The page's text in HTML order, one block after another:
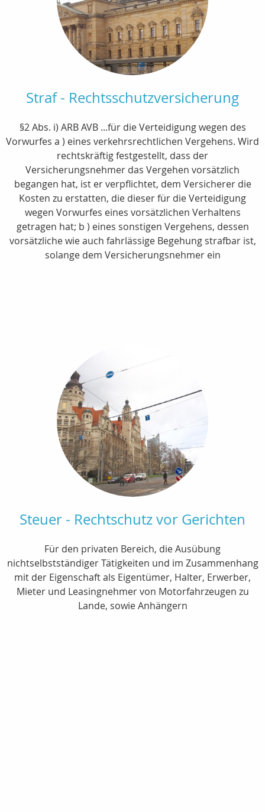
Straf - Rechtsschutzversicherung
§2 Abs. i) ARB AVB ...für die Verteidigung wegen des
Vorwurfes a ) eines verkehrsrechtlichen Vergehens. Wird
rechtskräftig festgestellt, dass der
Versicherungsnehmer das Vergehen vorsätzlich
begangen hat, ist er verpflichtet, dem Versicherer die
Kosten zu erstatten, die dieser für die Verteidigung
wegen Vorwurfes eines vorsätzlichen Verhaltens
getragen hat; b ) eines sonstigen Vergehens, dessen
vorsätzliche wie auch fahrlässige Begehung strafbar ist,
solange dem Versicherungsnehmer ein
Steuer - Rechtschutz vor Gerichten
Für den privaten Bereich, die Ausübung
nichtselbstständiger Tätigkeiten und im Zusammenhang
mit der Eigenschaft als Eigentümer, Halter, Erwerber,
Mieter und Leasingnehmer von Motorfahrzeugen zu
Lande, sowie Anhängern